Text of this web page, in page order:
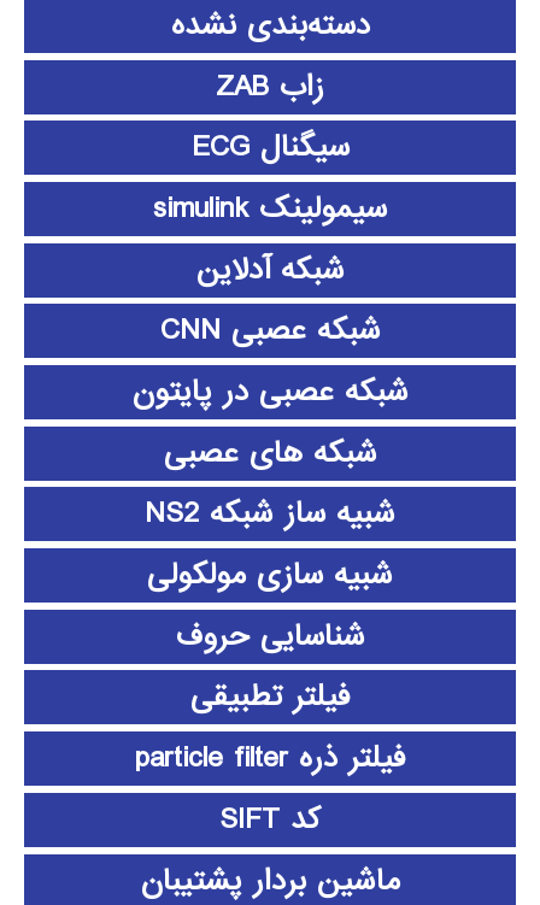
دسته‌بندی نشده
زاب ZAB
سیگنال ECG
سیمولینک simulink
شبکه آدلاین
شبکه عصبی CNN
شبکه عصبی در پایتون
شبکه های عصبی
شبیه ساز شبکه NS2
شبیه سازی مولکولی
شناسایی حروف
فیلتر تطبیقی
فیلتر ذره particle filter
کد SIFT
ماشین بردار پشتیبان